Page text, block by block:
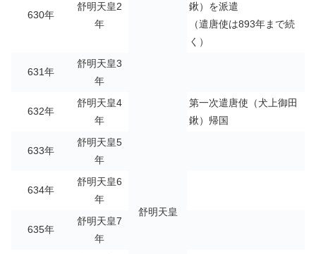
舒明天皇
630年
舒明天皇2
年
鍬）を派遣
（遣唐使は893年まで続
く）
631年
舒明天皇3
年
632年
舒明天皇4
年
第一次遣唐使（犬上御田
鍬）帰国
633年
舒明天皇5
年
634年
舒明天皇6
年
635年
舒明天皇7
年